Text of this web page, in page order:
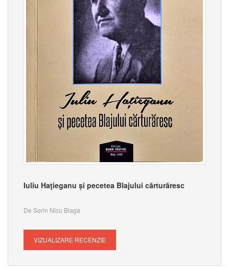
Iuliu Haţieganu și pecetea Blajului cărturăresc
De Sorin Nicu Blaga
VIZUALIZARE RECENZIE